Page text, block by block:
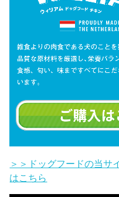
＞＞ドッグフードの当サ
はこちら